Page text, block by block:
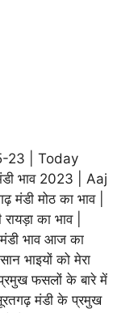
23 | Today
भाव 2023 | Aaj
मोठ का भाव |
का भाव |
भाव आज का
भाइयों को मेरा
फसलों के बारे में
मंडी के प्रमुख